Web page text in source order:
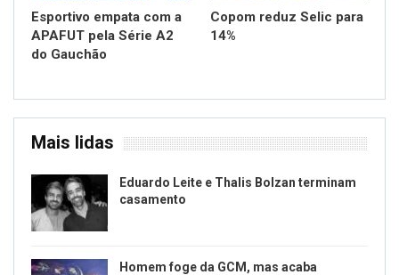
Esportivo empata com a
APAFUT pela Série A2
do Gauchão
Copom reduz Selic para
14%
Mais lidas
Eduardo Leite e Thalis Bolzan terminam
casamento
Homem foge da GCM, mas acaba